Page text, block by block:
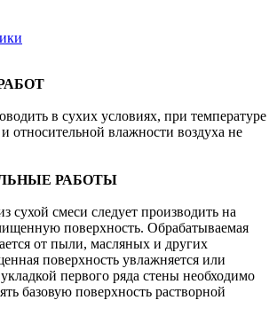
в сухих условиях, при температуре
относительной влажности воздуха не
РАБОТЫ
сухой смеси следует производить на
поверхность. Обрабатываемая
от пыли, масляных и других
поверхность увлажняется или
первого ряда стены необходимо
базовую поверхность растворной